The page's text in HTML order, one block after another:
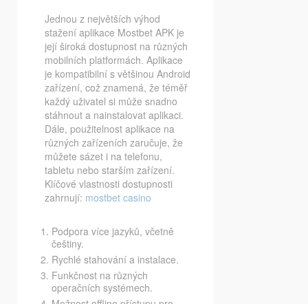
Jednou z největších výhod
stažení aplikace Mostbet APK je
její široká dostupnost na různých
mobilních platformách. Aplikace
je kompatibilní s většinou Android
zařízení, což znamená, že téměř
každý uživatel si může snadno
stáhnout a nainstalovat aplikaci.
Dále, použitelnost aplikace na
různých zařízeních zaručuje, že
můžete sázet i na telefonu,
tabletu nebo starším zařízení.
Klíčové vlastnosti dostupnosti
zahrnují: mostbet casino
Podpora více jazyků, včetně
češtiny.
Rychlé stahování a instalace.
Funkčnost na různých
operačních systémech.